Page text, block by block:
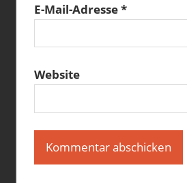
E-Mail-Adresse*
Website